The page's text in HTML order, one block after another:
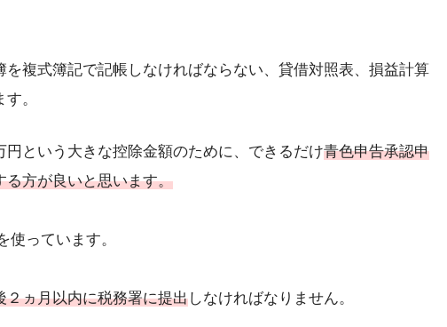
複式簿記で記帳しなければならない、貸借対照表、損益計算
。
という大きな控除金額のために、できるだけ青色申告承認申
る方が良いと思います。
使っています。
２ヵ月以内に税務署に提出しなければなりません。